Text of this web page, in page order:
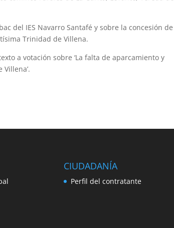
del IES Navarro Santafé y sobre la concesión de
Trinidad de Villena.
a votación sobre ‘La falta de aparcamiento y
CIUDADANÍA
Perfil del contratante